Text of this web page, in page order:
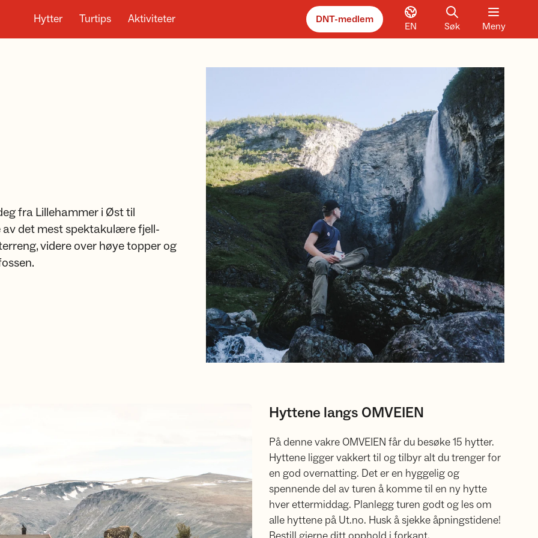
Hytter Turtips Aktiviteter DNT-medlem
EN Søk Meny
fra Lillehammer i Øst til
av det mest spektakulære fjell-
videre over høye topper og
Hyttene langs OMVEIEN
På denne vakre OMVEIEN får du besøke 15 hytter.
Hyttene ligger vakkert til og tilbyr alt du trenger for
en god overnatting. Det er en hyggelig og
spennende del av turen å komme til en ny hytte
hver ettermiddag. Planlegg turen godt og les om
alle hyttene på Ut.no. Husk å sjekke åpningstidene!